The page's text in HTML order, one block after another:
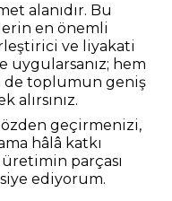
alanıdır. Bu
en önemli
ve liyakati
uygularsanız; hem
de toplumun geniş
alırsınız.
geçirmenizi,
hâlâ katkı
parçası
ediyorum.